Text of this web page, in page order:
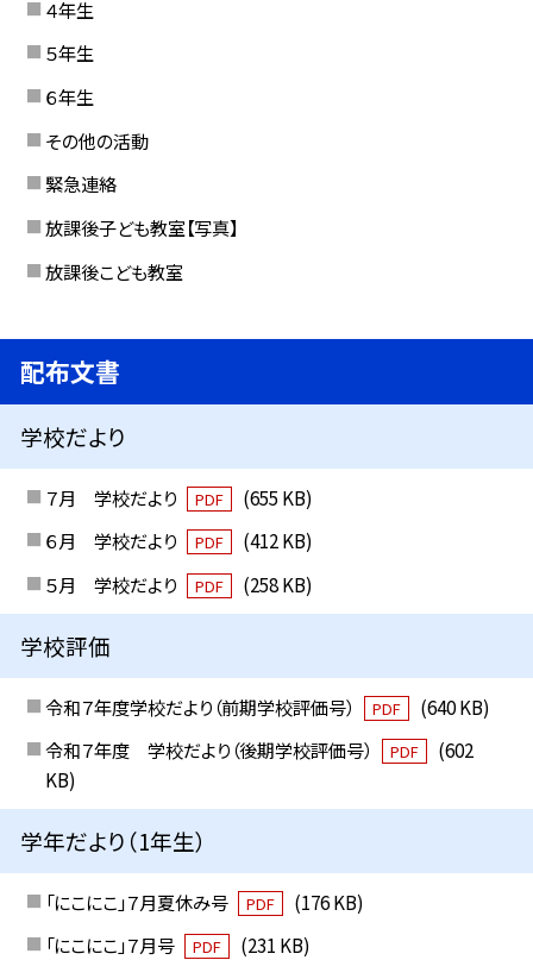
４年生
５年生
６年生
その他の活動
緊急連絡
放課後子ども教室【写真】
放課後こども教室
配布文書
学校だより
７月 学校だより PDF
(655 KB)
６月 学校だより
PDF
(412 KB)
５月 学校だより
PDF (258 KB)
学校評価
令和７年度学校だより（前期学校評価号） PDF
(640 KB)
令和７年度 学校だより（後期学校評価号）
PDF
(602
KB)
学年だより（1年生）
「にこにこ」７月夏休み号 PDF
(176 KB)
「にこにこ」７月号
PDF (231 KB)